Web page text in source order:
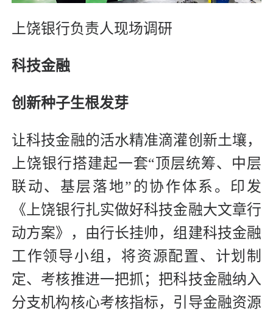
上饶银行负责人现场调研
科技金融
创新种子生根发芽
让科技金融的活水精准滴灌创新土壤，
上饶银行搭建起一套“顶层统筹、中层
联动、基层落地”的协作体系。印发
《上饶银行扎实做好科技金融大文章行
动方案》，由行长挂帅，组建科技金融
工作领导小组，将资源配置、计划制
定、考核推进一把抓；把科技金融纳入
分支机构核心考核指标，引导金融资源